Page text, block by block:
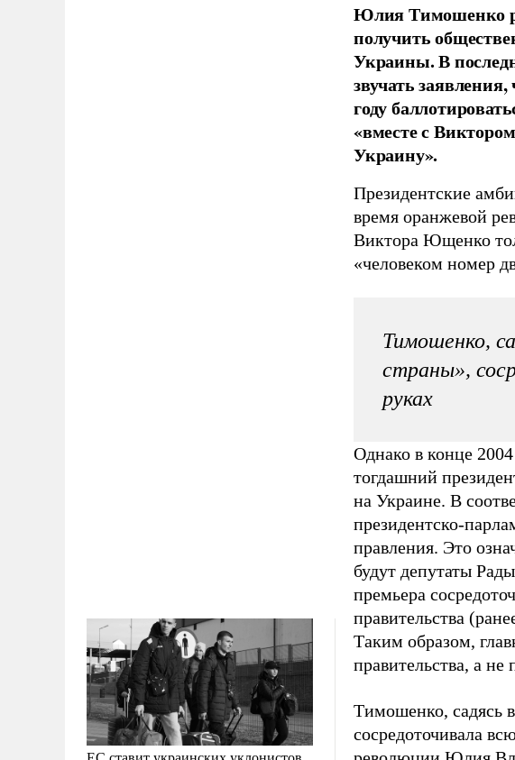
Юлия Тимошенко
получить
Украины. В
звучать
году
«вместе с
Украину».
Президентские
время оранжевой
Виктора Ющенко
«человеком номер
Тимошенко,
страны»,
руках
Однако в конце
тогдашний
на Украине. В
президентско-
правления. Это
будут депутаты
премьера
правительства
Таким образом,
правительства, а не
Тимошенко, садясь
сосредоточивала